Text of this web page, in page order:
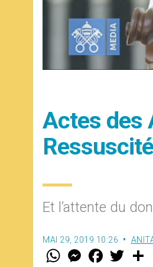
Actes des
Et l’attente du
MAI 29, 2019 10:26
W M
e
F
a w